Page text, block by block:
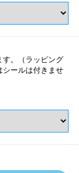
す。（ラッピング
シールは付きませ